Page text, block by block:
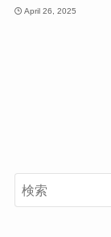
April 26, 2025